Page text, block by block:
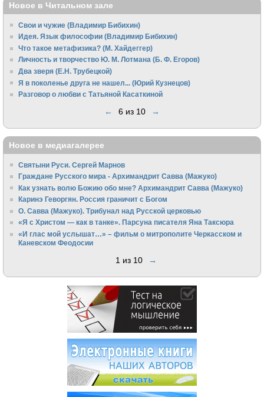
Новое в Читальном зале
Свои и чужие (Владимир Бибихин)
Идея. Язык философии (Владимир Бибихин)
Что такое метафизика? (М. Хайдеггер)
Личность и творчество Ю. М. Лотмана (Б. Ф. Егоров)
Два зверя (Е.Н. Трубецкой)
Я в поколенье друга не нашел... (Юрий Кузнецов)
Разговор о любви с Татьяной Касаткиной
← 6 из 10 →
Новое в медиагалерее
Святыни Руси. Сергей Марнов
Граждане Русского мира - Архимандрит Савва (Мажуко)
Как узнать волю Божию обо мне? Архимандрит Савва (Мажуко)
Каринэ Геворгян. Россия граничит с Богом
О. Савва (Мажуко). Трибунал над Русской церковью
«Я с Христом — как в танке». Парсуна писателя Яна Таксюра
«И глас мой услышат…» – фильм о митрополите Черкасском и
Каневском Феодосии
1 из 10 →